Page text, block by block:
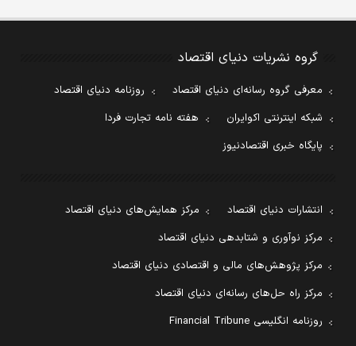
گروه نشریات دنیای اقتصاد
معرفی گروه رسانه‌ای دنیای اقتصاد
روزنامه دنیای اقتصاد
شبکه اینترنتی اکوایران
هفته نامه تجارت فردا
پایگاه خبری اقتصادنیوز
انتشارات دنیای اقتصاد
مرکز همایش‌های دنیای اقتصاد
مرکز نوآوری و شتابدهی دنیای اقتصاد
مرکز پژوهش‌های مالی و اقتصادی دنیای اقتصاد
مرکز راه حل‌های رسانه‌ای دنیای اقتصاد
روزنامه انگلیسی Financial Tribune